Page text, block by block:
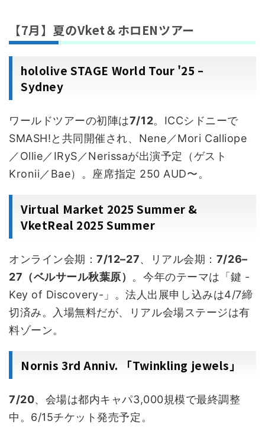
【7月】夏のVket＆ホロENツアー
hololive STAGE World Tour '25 –
Sydney
ワールドツアーの初陣は7/12。ICCシドニーで
SMASH!と共同開催され、Nene／Mori Calliope
／Ollie／IRyS／Nerissaが出演予定（ゲスト
Kronii／Bae）。座席指定 250 AUD〜。
Virtual Market 2025 Summer &
VketReal 2025 Summer
オンライン会期：7/12–27、リアル会期： 7/26–
27（ベルサール秋葉原） 。今年のテーマは「鍵 -
Key of Discovery-」。法人出展申し込みは4/7締
切済み。入場無料だが、リアル会場ステージは有
料ゾーン。
Nornis 3rd Anniv. 「Twinkling jewels」
7/20、会場は都内キャパ3,000規模で最終調整
中。6/15チケット発売予定。